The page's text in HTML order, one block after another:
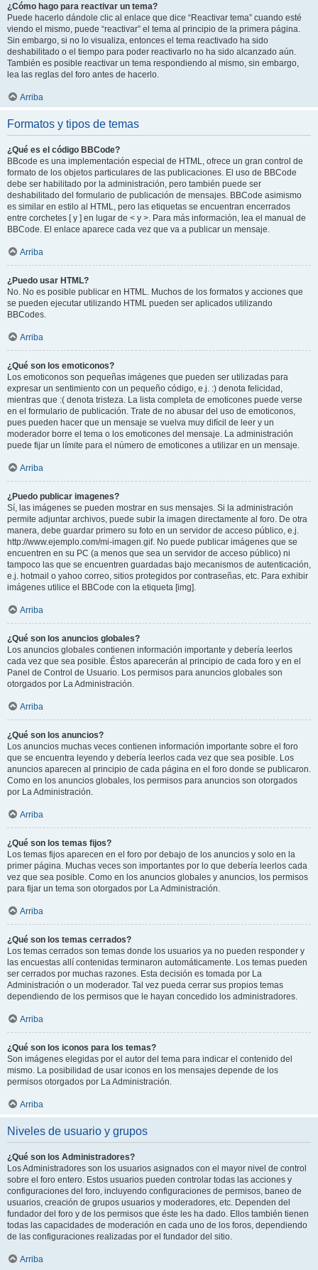
¿Cómo hago para reactivar un tema?
Puede hacerlo dándole clic al enlace que dice “Reactivar tema” cuando esté
viendo el mismo, puede “reactivar” el tema al principio de la primera página.
Sin embargo, si no lo visualiza, entonces el tema reactivado ha sido
deshabilitado o el tiempo para poder reactivarlo no ha sido alcanzado aún.
También es posible reactivar un tema respondiendo al mismo, sin embargo,
lea las reglas del foro antes de hacerlo.
Arriba
Formatos y tipos de temas
¿Qué es el código BBCode?
BBcode es una implementación especial de HTML, ofrece un gran control de
formato de los objetos particulares de las publicaciones. El uso de BBCode
debe ser habilitado por la administración, pero también puede ser
deshabilitado del formulario de publicación de mensajes. BBCode asimismo
es similar en estilo al HTML, pero las etiquetas se encuentran encerrados
entre corchetes [ y ] en lugar de < y >. Para más información, lea el manual de
BBCode. El enlace aparece cada vez que va a publicar un mensaje.
Arriba
¿Puedo usar HTML?
No. No es posible publicar en HTML. Muchos de los formatos y acciones que
se pueden ejecutar utilizando HTML pueden ser aplicados utilizando
BBCodes.
Arriba
¿Qué son los emoticonos?
Los emoticonos son pequeñas imágenes que pueden ser utilizadas para
expresar un sentimiento con un pequeño código, e.j. :) denota felicidad,
mientras que :( denota tristeza. La lista completa de emoticones puede verse
en el formulario de publicación. Trate de no abusar del uso de emoticonos,
pues pueden hacer que un mensaje se vuelva muy difícil de leer y un
moderador borre el tema o los emoticones del mensaje. La administración
puede fijar un límite para el número de emoticones a utilizar en un mensaje.
Arriba
¿Puedo publicar imagenes?
Sí, las imágenes se pueden mostrar en sus mensajes. Si la administración
permite adjuntar archivos, puede subir la imagen directamente al foro. De otra
manera, debe guardar primero su foto en un servidor de acceso público, e.j.
http://www.ejemplo.com/mi-imagen.gif. No puede publicar imágenes que se
encuentren en su PC (a menos que sea un servidor de acceso público) ni
tampoco las que se encuentren guardadas bajo mecanismos de autenticación,
e.j. hotmail o yahoo correo, sitios protegidos por contraseñas, etc. Para exhibir
imágenes utilice el BBCode con la etiqueta [img].
Arriba
¿Qué son los anuncios globales?
Los anuncios globales contienen información importante y debería leerlos
cada vez que sea posible. Éstos aparecerán al principio de cada foro y en el
Panel de Control de Usuario. Los permisos para anuncios globales son
otorgados por La Administración.
Arriba
¿Qué son los anuncios?
Los anuncios muchas veces contienen información importante sobre el foro
que se encuentra leyendo y debería leerlos cada vez que sea posible. Los
anuncios aparecen al principio de cada página en el foro donde se publicaron.
Como en los anuncios globales, los permisos para anuncios son otorgados
por La Administración.
Arriba
¿Qué son los temas fijos?
Los temas fijos aparecen en el foro por debajo de los anuncios y solo en la
primer página. Muchas veces son importantes por lo que debería leerlos cada
vez que sea posible. Como en los anuncios globales y anuncios, los permisos
para fijar un tema son otorgados por La Administración.
Arriba
¿Qué son los temas cerrados?
Los temas cerrados son temas donde los usuarios ya no pueden responder y
las encuestas allí contenidas terminaron automáticamente. Los temas pueden
ser cerrados por muchas razones. Esta decisión es tomada por La
Administración o un moderador. Tal vez pueda cerrar sus propios temas
dependiendo de los permisos que le hayan concedido los administradores.
Arriba
¿Qué son los iconos para los temas?
Son imágenes elegidas por el autor del tema para indicar el contenido del
mismo. La posibilidad de usar iconos en los mensajes depende de los
permisos otorgados por La Administración.
Arriba
Niveles de usuario y grupos
¿Qué son los Administradores?
Los Administradores son los usuarios asignados con el mayor nivel de control
sobre el foro entero. Estos usuarios pueden controlar todas las acciones y
configuraciones del foro, incluyendo configuraciones de permisos, baneo de
usuarios, creación de grupos usuarios y moderadores, etc. Dependen del
fundador del foro y de los permisos que éste les ha dado. Ellos también tienen
todas las capacidades de moderación en cada uno de los foros, dependiendo
de las configuraciones realizadas por el fundador del sitio.
Arriba